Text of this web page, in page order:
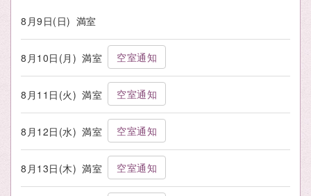
8月9日(日) 満室
8月10日(月) 満室 空室通知
8月11日(火) 満室 空室通知
8月12日(水) 満室 空室通知
8月13日(木) 満室 空室通知